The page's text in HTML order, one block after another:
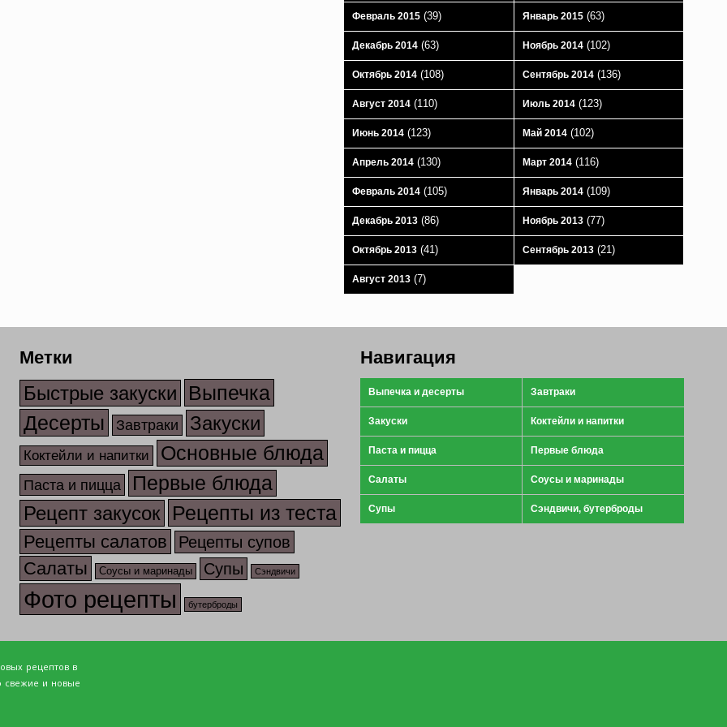
Февраль 2015 (39) Январь 2015(63)
Декабрь 2014 (63) Ноябрь 2014(102)
Октябрь 2014 (108) Сентябрь 2014(136)
Август 2014 (110) Июль 2014(123)
Июнь 2014 (123) Май 2014(102)
Апрель 2014 (130) Март 2014(116)
Февраль 2014 (105) Январь 2014(109)
Декабрь 2013 (86) Ноябрь 2013(77)
Октябрь 2013 (41) Сентябрь 2013(21)
Август 2013 (7)
Метки
Быстрые закуски
Выпечка
Десерты
Завтраки Закуски
Коктейли и напитки Основные блюда
Паста и пицца
Первые блюда
Рецепт закусок
Рецепты из теста
Рецепты салатов Рецепты супов
Салаты Соусы и маринады Супы Сэндвичи
Фото рецепты бутерброды
Навигация
Выпечка и десерты Завтраки
Закуски Коктейли и напитки
Паста и пицца Первые блюда
Салаты Соусы и маринады
Супы Сэндвичи, бутерброды
рецептов в
свежие и новые